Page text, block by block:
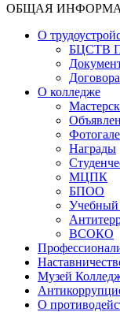
ОБЩАЯ
О
БЦСТВ
О колледже
Награды
МЦПК
БПОО
ВСОКО
Музей
О